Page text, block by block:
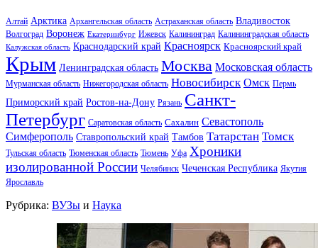
Алтай Арктика Архангельская область Астраханская область Владивосток
Волгоград Воронеж Екатеринбург Ижевск Калининград Калининградская область
Калужская область Краснодарский край Красноярск Красноярский край
Крым Ленинградская область Москва Московская область
Мурманская область Нижегородская область Новосибирск Омск Пермь
Приморский край Ростов-на-Дону Рязань Санкт-
Петербург Саратовская область Сахалин Севастополь
Симферополь Ставропольский край Тамбов Татарстан Томск
Тульская область Тюменская область Тюмень Уфа Хроники
изолированной России Челябинск Чеченская Республика Якутия
Ярославль
Рубрика: ВУЗы и Наука